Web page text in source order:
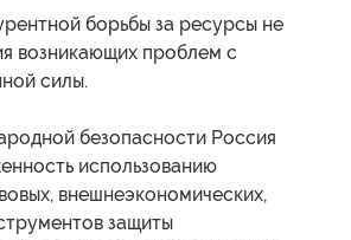
борьбы за ресурсы не
возникающих проблем с
силы.
безопасности Россия
использованию
внешнеэкономических,
защиты